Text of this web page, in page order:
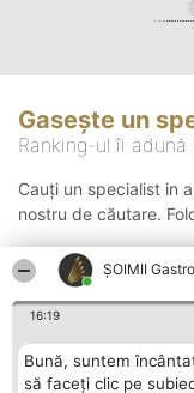
ȘOIMII
16:19
Bună, suntem
să faceți clic pe
Gasește un
Ranking-ul îi
Cauți un specialist in
nostru de căutare.